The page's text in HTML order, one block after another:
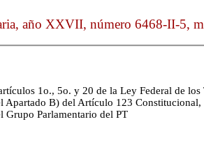
año XXVII, número 6468-II-5,
1o., 5o. y 20 de la Ley Federal de
Apartado B) del Artículo 123
Grupo Parlamentario del PT